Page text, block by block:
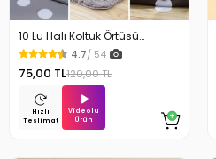
10 Lu Halı Koltuk Örtüsü
Kaydırmaz Cırtlı Pad
4.7/ 54
75,00 TL120,00 TL
Hızlı
Teslimat
Videolu
Ürün